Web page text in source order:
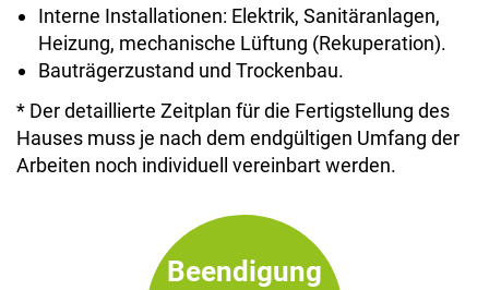
Interne Installationen: Elektrik, Sanitäranlagen,
Heizung, mechanische Lüftung (Rekuperation).
Bauträgerzustand und Trockenbau.
* Der detaillierte Zeitplan für die Fertigstellung des
Hauses muss je nach dem endgültigen Umfang der
Arbeiten noch individuell vereinbart werden.
Beendigung